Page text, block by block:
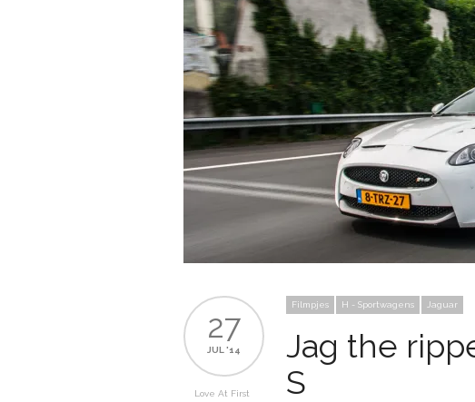
27
JUL '14
Love At First
Filmpjes H - Sportwagens Jaguar
Jag the
S